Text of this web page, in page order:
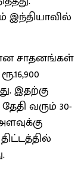
இந்தியாவில்
சாதனங்கள்
இதற்கு
வரும் 30-